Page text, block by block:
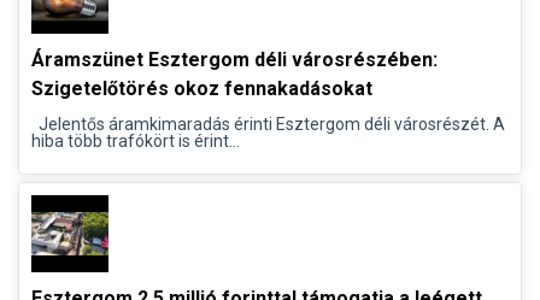
Áramszünet Esztergom déli városrészében:
Szigetelőtörés okoz fennakadásokat
Jelentős áramkimaradás érinti Esztergom déli városrészét. A
hiba több trafókört is érint...